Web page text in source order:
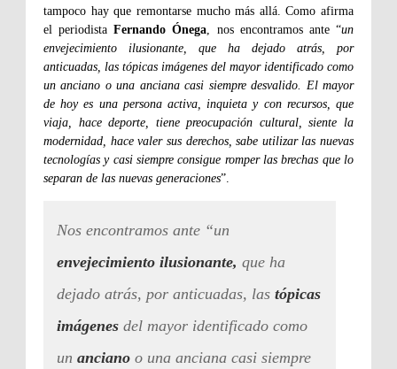
tampoco hay que remontarse mucho más allá. Como afirma
el periodistaFernando Ónega , nos encontramos ante “un
envejecimiento ilusionante, que ha dejado atrás, por
anticuadas, las tópicas imágenes del mayor identificado como
un anciano o una anciana casi siempre desvalido. El mayor
de hoy es una persona activa, inquieta y con recursos, que
viaja, hace deporte, tiene preocupación cultural, siente la
modernidad, hace valer sus derechos, sabe utilizar las nuevas
tecnologías y casi siempre consigue romper las brechas que lo
separan de las nuevas generaciones”.
Nos encontramos ante “un
envejecimiento ilusionante, que ha
dejado atrás, por anticuadas, las tópicas
imágenes del mayor identificado como
un anciano o una anciana casi siempre